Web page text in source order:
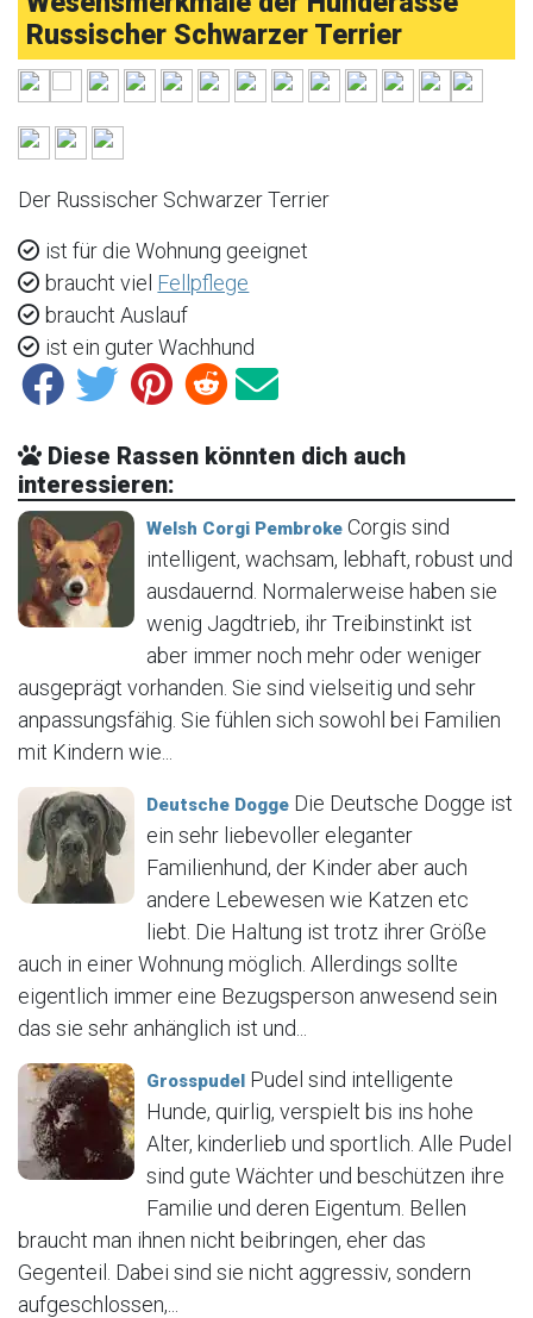
Russischer Schwarzer Terrier
Der Russischer Schwarzer Terrier
ist für die Wohnung geeignet
braucht viel Fellpflege
braucht Auslauf
ist ein guter Wachhund
Diese Rassen könnten dich auch
interessieren:
Welsh Corgi Pembroke Corgis sind
intelligent, wachsam, lebhaft, robust und
ausdauernd. Normalerweise haben sie
wenig Jagdtrieb, ihr Treibinstinkt ist
aber immer noch mehr oder weniger
ausgeprägt vorhanden. Sie sind vielseitig und sehr
anpassungsfähig. Sie fühlen sich sowohl bei Familien
mit Kindern wie...
Deutsche Dogge Die Deutsche Dogge ist
ein sehr liebevoller eleganter
Familienhund, der Kinder aber auch
andere Lebewesen wie Katzen etc
liebt. Die Haltung ist trotz ihrer Größe
auch in einer Wohnung möglich. Allerdings sollte
eigentlich immer eine Bezugsperson anwesend sein
das sie sehr anhänglich ist und...
Grosspudel Pudel sind intelligente
Hunde, quirlig, verspielt bis ins hohe
Alter, kinderlieb und sportlich. Alle Pudel
sind gute Wächter und beschützen ihre
Familie und deren Eigentum. Bellen
braucht man ihnen nicht beibringen, eher das
Gegenteil. Dabei sind sie nicht aggressiv, sondern
aufgeschlossen,...